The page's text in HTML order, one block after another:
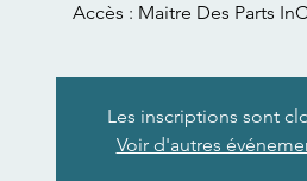
Accès : Maitre Des Parts
Les inscriptions sont
Voir d'autres